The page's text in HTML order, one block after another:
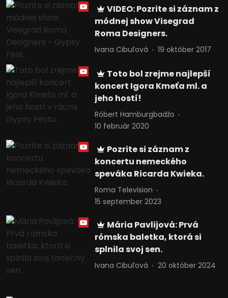
VIDEO: Pozrite si záznam z
módnej show Visegrad
Roma Designers.
Ivana Cibuľová 19 október 2017
Toto bol zrejme najlepší
koncert Igora Kmeťa ml. a
jeho hostí!
Róbert Hamburgbadžo
10 február 2020
Pozrite si záznam z
koncertu nemeckého
speváka Ricarda Kwieka.
Roma Television
15 september 2023
Mária Pavlijová: Prvá
rómska baletka, ktorá si
splnila svoj sen.
Ivana Cibuľová 20 október 2024